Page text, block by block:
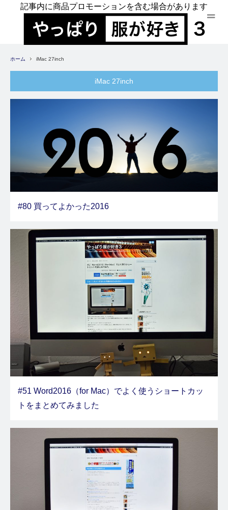
記事内に商品プロモーションを含む場合があります
ホーム iMac 27inch
iMac 27inch
#80 買ってよかった2016
#51 Word2016（for Mac）でよく使うショートカッ
トをまとめてみました